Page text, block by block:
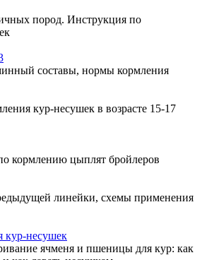
пород. Инструкция по
составы, нормы кормления
кур-несушек в возрасте 15-17
кормлению цыплят бройлеров
линейки, схемы применения
кур-несушек
ячменя и пшеницы для кур: как